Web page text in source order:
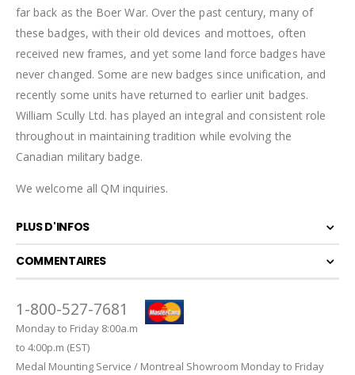
far back as the Boer War. Over the past century, many of
these badges, with their old devices and mottoes, often
received new frames, and yet some land force badges have
never changed. Some are new badges since unification, and
recently some units have returned to earlier unit badges.
William Scully Ltd. has played an integral and consistent role
throughout in maintaining tradition while evolving the
Canadian military badge.
We welcome all QM inquiries.
PLUS D'INFOS
COMMENTAIRES
1-800-527-7681
Monday to Friday 8:00a.m
to 4:00p.m (EST)
Medal Mounting Service / Montreal Showroom Monday to Friday